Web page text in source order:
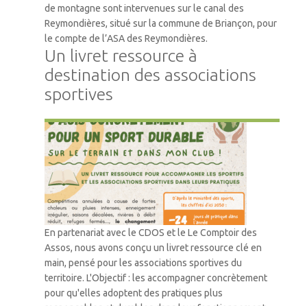
de montagne sont intervenues sur le canal des
Reymondières, situé sur la commune de Briançon, pour
le compte de l’ASA des Reymondières.
Un livret ressource à
destination des associations
sportives
Accompagnement
En partenariat avec le CDOS et le Le Comptoir des
Assos, nous avons conçu un livret ressource clé en
main, pensé pour les associations sportives du
territoire. L'Objectif : les accompagner concrètement
pour qu'elles adoptent des pratiques plus